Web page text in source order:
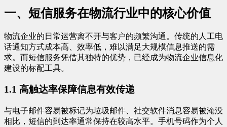
一、短信服务在物流行业中的核心价值
物流企业的日常运营离不开与客户的频繁沟通。传统的人工电
话通知方式成本高、效率低，难以满足大规模信息推送的需
求。而短信服务凭借其独特的优势，已经成为物流企业信息化
建设的标配工具。
1.1 高触达率保障信息有效传递
与电子邮件容易被标记为垃圾邮件、社交软件消息容易被淹没
相比，短信的到达率通常保持在较高水平。手机号码作为个人